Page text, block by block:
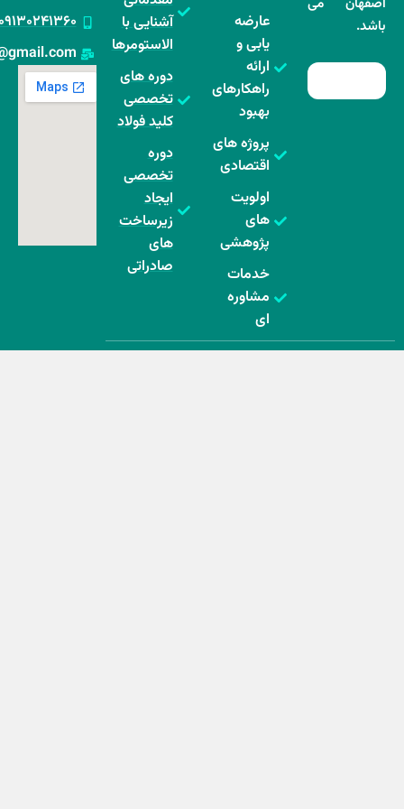
ارائه
راهکارهای
آشنایی با
الاستومرها
دوره های
تخصصی
کلید فولاد
دوره
تخصصی
ایجاد
زیرساخت
های
صادراتی
۰۹۱۳۰۲۴۱۳۶۰